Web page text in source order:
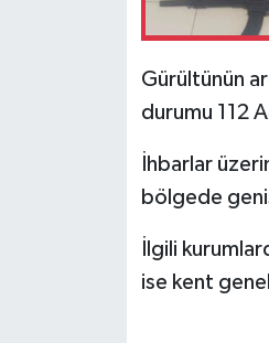
Gürültünün
durumu 112
İhbarlar
bölgede
İlgili
ise kent